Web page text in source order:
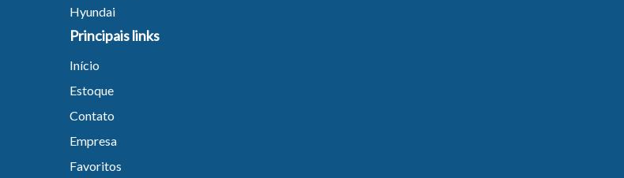
Hyundai
Principais links
Início
Estoque
Contato
Empresa
Favoritos